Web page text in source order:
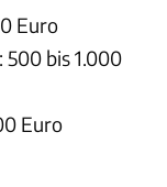
Euro
500 bis 1.000
Euro